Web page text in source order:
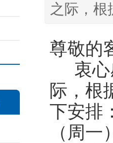
之际，
尊敬的
衷心
际，根
下安排
（周一